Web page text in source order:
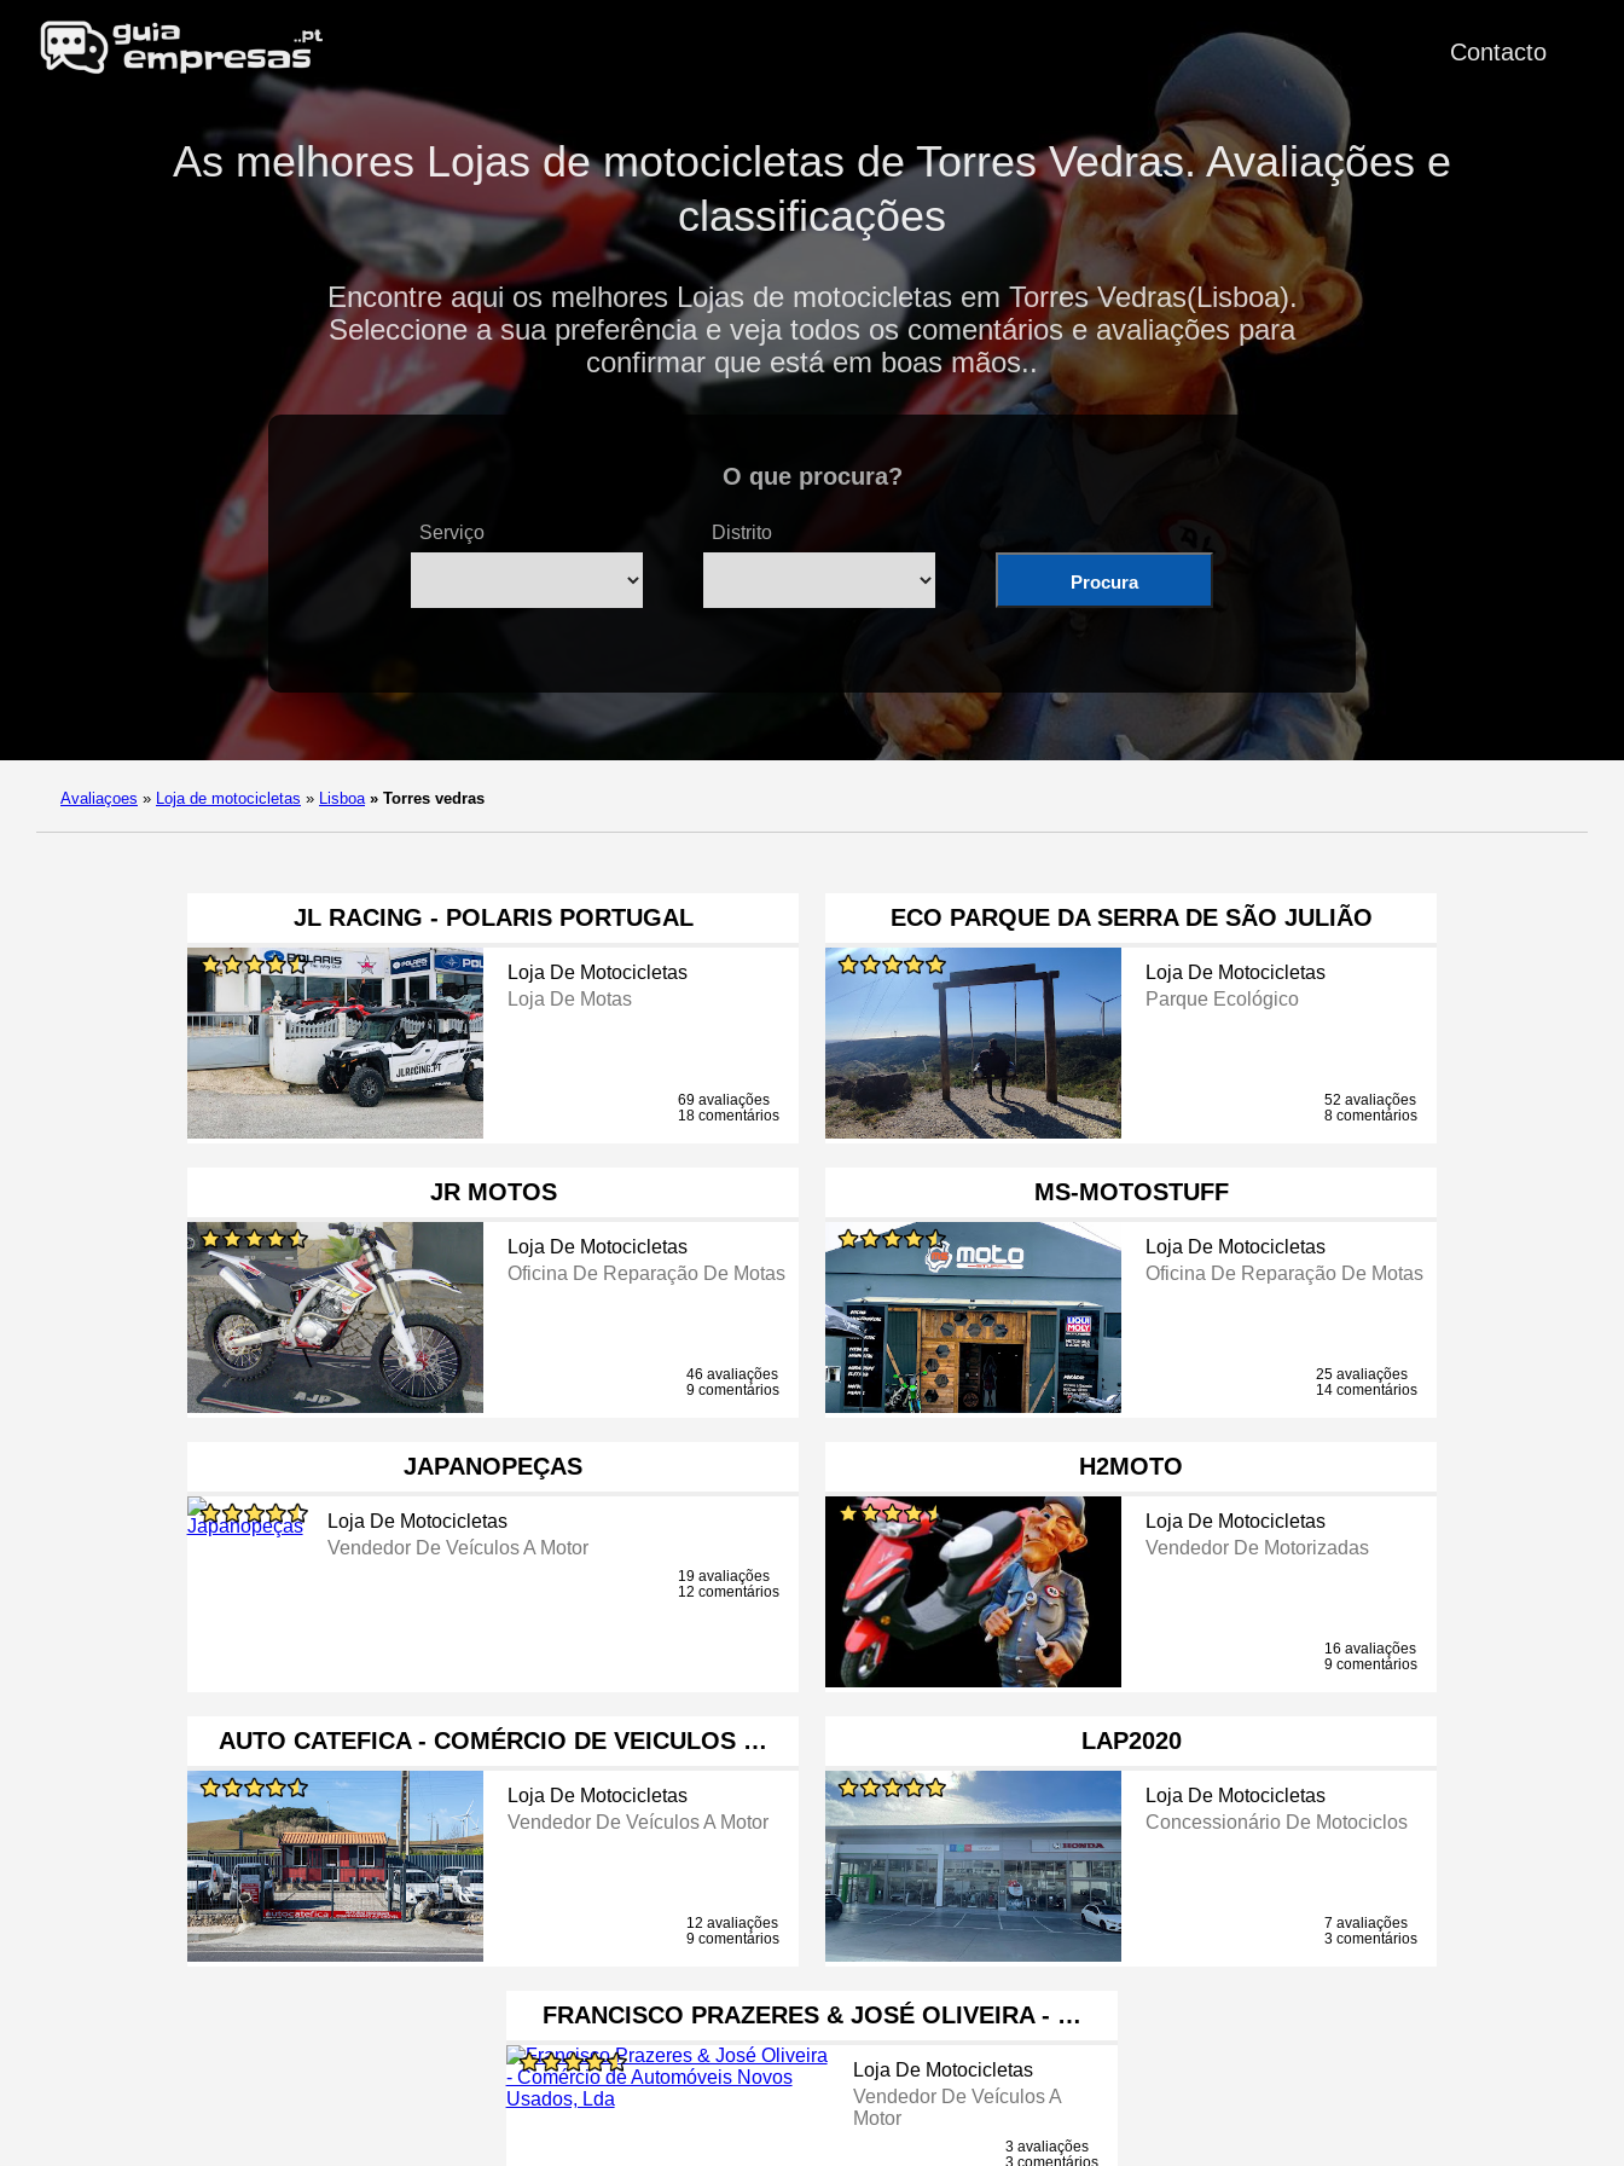
Contacto
As melhores Lojas de motocicletas de Torres Vedras. Avaliações e
classificações
Encontre aqui os melhores Lojas de motocicletas em Torres Vedras(Lisboa).
Seleccione a sua preferência e veja todos os comentários e avaliações para
confirmar que está em boas mãos..
O que procura?
Serviço Distrito
Procura
Avaliaçoes » Loja de motocicletas » Lisboa » Torres vedras
JL RACING - POLARIS PORTUGAL
Loja De Motocicletas
Loja De Motas
69 avaliações
18 comentários
ECO PARQUE DA SERRA DE SÃO JULIÃO
Loja De Motocicletas
Parque Ecológico
52 avaliações
8 comentários
JR MOTOS
Loja De Motocicletas
Oficina De Reparação De Motas
46 avaliações
9 comentários
MS-MOTOSTUFF
Loja De Motocicletas
Oficina De Reparação De Motas
25 avaliações
14 comentários
JAPANOPEÇAS
Loja De Motocicletas
Vendedor De Veículos A Motor
19 avaliações
12 comentários
H2MOTO
Loja De Motocicletas
Vendedor De Motorizadas
16 avaliações
9 comentários
AUTO CATEFICA - COMÉRCIO DE VEICULOS …
Loja De Motocicletas
Vendedor De Veículos A Motor
12 avaliações
9 comentários
LAP2020
Loja De Motocicletas
Concessionário De Motociclos
7 avaliações
3 comentários
FRANCISCO PRAZERES & JOSÉ OLIVEIRA - …
Loja De Motocicletas
Vendedor De Veículos A
Motor
3 avaliações
3 comentários